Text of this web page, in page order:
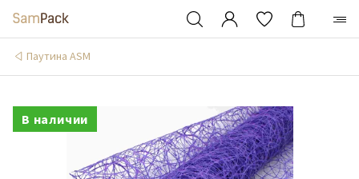
Паутина ASM
В наличии